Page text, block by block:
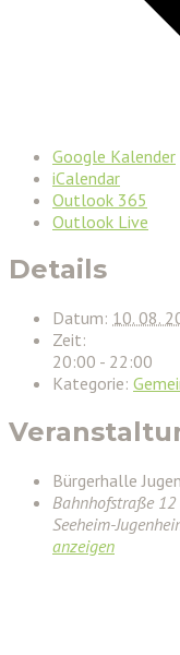
Google Kalender
iCalendar
Outlook 365
Outlook Live
Details
Datum: 10. 08.
Zeit:
20:00 - 22:00
Kategorie:
Bürgerhalle
Bahnhofstraße 12
Seeheim-
anzeigen